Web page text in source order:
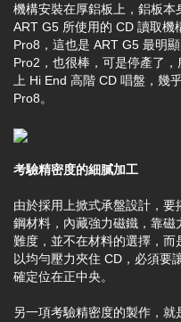
機構安裝在厚鋁板上，鋁板本
ART G5 所使用的 CD 讀取機
Pro8，這也是 ART G5 最明
Pro2，也很棒，可是停產了
上 Hi End 高階 CD 唱盤，幾
Pro8。
考驗精密度的細膩加工
由於採用上掀式承盤設計，
鋼材料，內藏強力磁鐵，靠
難度，並不在材料的選擇，而
以均勻壓力夾住 CD，必須要
確定位在正中央。
另一項考驗精密度的製作，